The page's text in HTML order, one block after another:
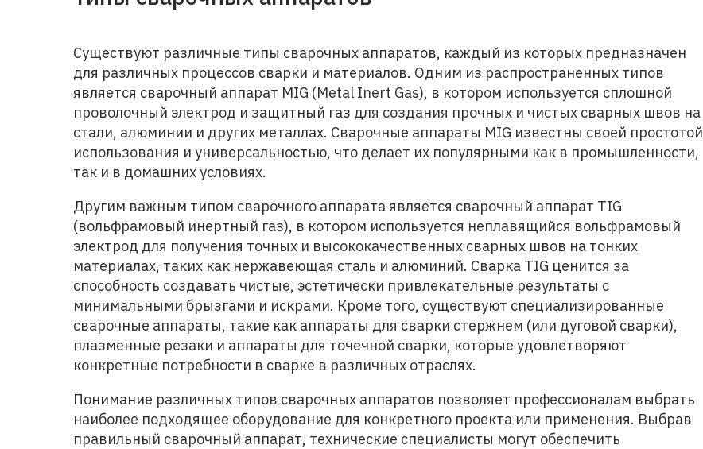
Существуют различные типы сварочных аппаратов, каждый из которых предназначен
для различных процессов сварки и материалов. Одним из распространенных типов
является сварочный аппарат MIG (Metal Inert Gas), в котором используется сплошной
проволочный электрод и защитный газ для создания прочных и чистых сварных швов на
стали, алюминии и других металлах. Сварочные аппараты MIG известны своей простотой
использования и универсальностью, что делает их популярными как в промышленности,
так и в домашних условиях.
Другим важным типом сварочного аппарата является сварочный аппарат TIG
(вольфрамовый инертный газ), в котором используется неплавящийся вольфрамовый
электрод для получения точных и высококачественных сварных швов на тонких
материалах, таких как нержавеющая сталь и алюминий. Сварка TIG ценится за
способность создавать чистые, эстетически привлекательные результаты с
минимальными брызгами и искрами. Кроме того, существуют специализированные
сварочные аппараты, такие как аппараты для сварки стержнем (или дуговой сварки),
плазменные резаки и аппараты для точечной сварки, которые удовлетворяют
конкретные потребности в сварке в различных отраслях.
Понимание различных типов сварочных аппаратов позволяет профессионалам выбрать
наиболее подходящее оборудование для конкретного проекта или применения. Выбрав
правильный сварочный аппарат, технические специалисты могут обеспечить